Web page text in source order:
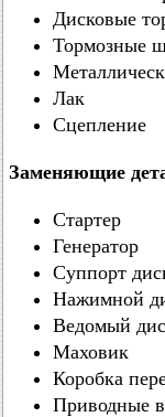
Дисковые
Тормозные
Лак
Сцепление
Заменяющие
Стартер
Генератор
Суппорт
Нажимной
Ведомый
Маховик
Коробка
Приводные